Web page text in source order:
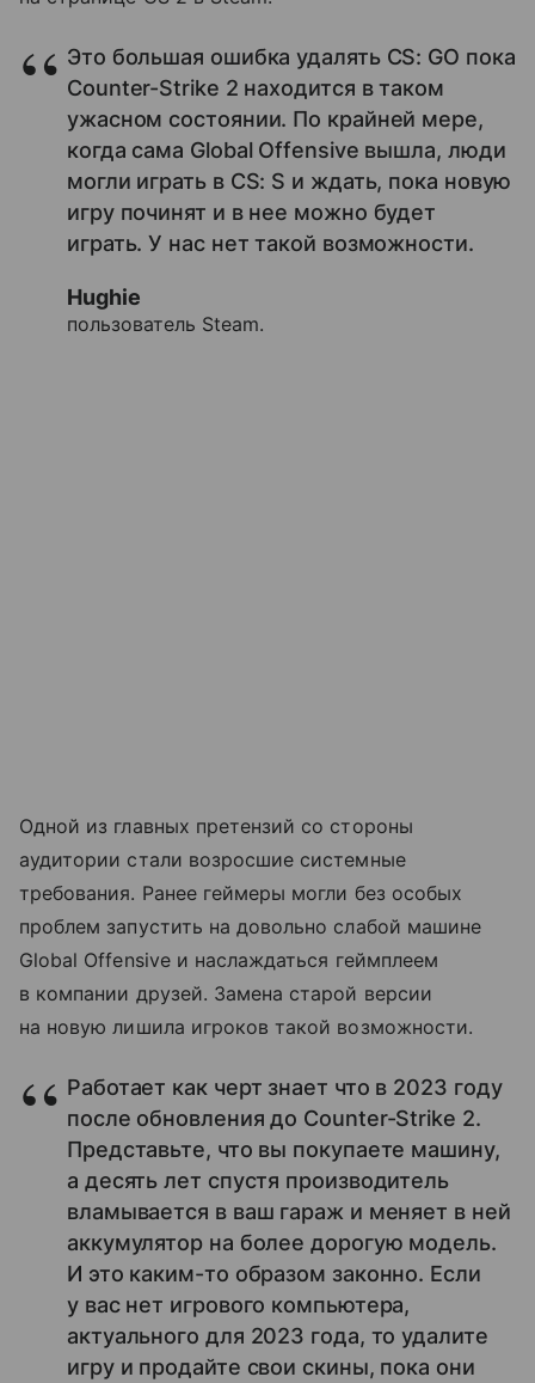
Это большая ошибка удалять CS: GO пока
Counter-Strike 2 находится в таком
ужасном состоянии. По крайней мере,
когда сама Global Offensive вышла, люди
могли играть в CS: S и ждать, пока новую
игру починят и в нее можно будет
играть. У нас нет такой возможности.
Hughie
пользователь Steam.
Одной из главных претензий со стороны
аудитории стали возросшие системные
требования. Ранее геймеры могли без особых
проблем запустить на довольно слабой машине
Global Offensive и наслаждаться геймплеем
в компании друзей. Замена старой версии
на новую лишила игроков такой возможности.
Работает как черт знает что в 2023 году
после обновления до Counter-Strike 2.
Представьте, что вы покупаете машину,
а десять лет спустя производитель
вламывается в ваш гараж и меняет в ней
аккумулятор на более дорогую модель.
И это каким-то образом законно. Если
у вас нет игрового компьютера,
актуального для 2023 года, то удалите
игру и продайте свои скины, пока они